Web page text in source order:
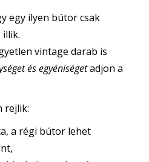
egy ilyen bútor csak
vintage darab is
és egyéniségetadjon a
rejlik:
a régi bútor lehet